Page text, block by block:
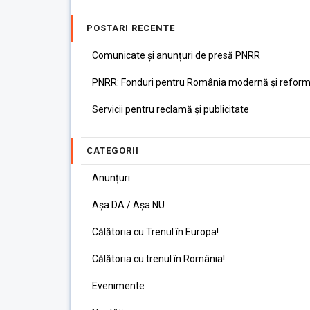
POSTARI RECENTE
Comunicate și anunțuri de presă PNRR
PNRR: Fonduri pentru România modernă și
Servicii pentru reclamă și publicitate
CATEGORII
Anunțuri
Așa DA / Așa NU
Călătoria cu Trenul în Europa!
Călătoria cu trenul în România!
Evenimente